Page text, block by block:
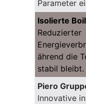
Parameter
Isolierte
Reduzierter
ährend die
stabil bleibt.
Piero
Innovative